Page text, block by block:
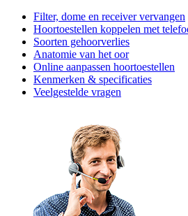
Filter, dome en receiver vervangen
Hoortoestellen koppelen met
Soorten gehoorverlies
Anatomie van het oor
Online aanpassen hoortoestellen
Kenmerken & specificaties
Veelgestelde vragen